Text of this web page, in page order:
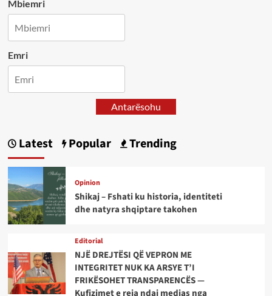
Mbiemri
Emri
Antarësohu
Latest Popular Trending
Opinion
Shikaj – Fshati ku historia, identiteti
dhe natyra shqiptare takohen
Editorial
NJË DREJTËSI QË VEPRON ME
INTEGRITET NUK KA ARSYE T’I
FRIKËSOHET TRANSPARENCËS —